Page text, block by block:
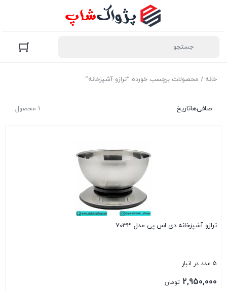
خانه / محصولات برچسب خورده “ترازو آشپزخانه”
1 محصول صافی‌هاتاریخ
ترازو آشپزخانه دی اس پی مدل 7033
5 عدد در انبار
2,950,000 تومان